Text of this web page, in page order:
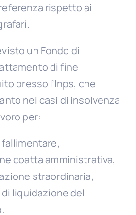
rispetto ai
un Fondo di
di fine
presso l’Inps, che
nei casi di insolvenza
per:
coatta amministrativa,
straordinaria,
liquidazione del